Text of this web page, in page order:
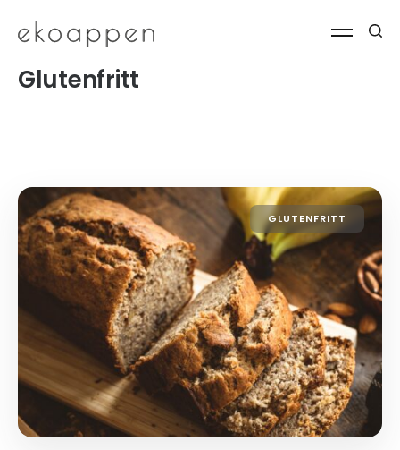
Glutenfritt
GLUTENFRITT